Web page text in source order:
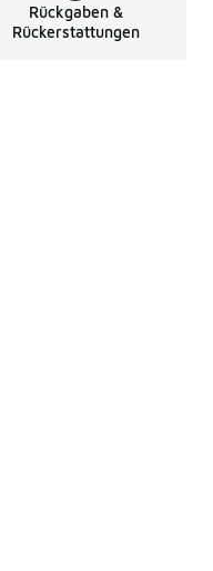
Rückgaben &
Rückerstattungen